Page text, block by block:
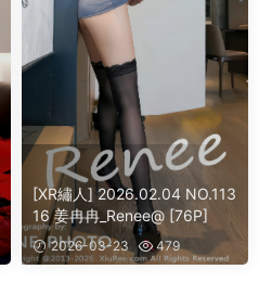
[XR繡人] 2026.02.04 NO.113
16 姜冉冉_Renee@ [76P]
2026-03-23 479